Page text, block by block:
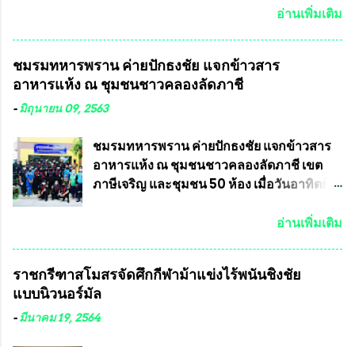
เลขาธิการคณะกรรมการการเลือกตั้ง เพื่อให้
การเลือกตั้งจะดำเนินการจัดให้มีการเลือกตั้ง
ใหม่อีกครั้ง ประธานมูลนิธิธรรมาภิบาลและ
ต่อต้านทุจริต กล่าวต่ออีกว่า “นครเชียงใหม่
ต้องส่งเสริมให้ผู้นำในระดับต่างๆมีหลักธร
รมาภิบาลในการบริหารราชการแผ่นดิน คณะ
กรรมการการเลือกตั้งถือเป็นองค์กรอิสระตาม
แข่งขันฟุตบอลสูงอายุชิงแชมป์ประเทศไทย ชิง
อดีตนักเตะทีมชาติอนุญาตให้ลงแข่งขันได้ ทีม
แชมป์ได้รับ 150,000 บาท พร้อมได้สิทธิ์ไป
ทัวร์ต่างประเทศอีกด้วย ที่ห้องประชุม โรงทาน
ลพบุรี ท่านเจ้าคุณ พระราชวิสุทธิ ประชานาถ
(หลวงพ่อ อลงกต ) ในฐานะประธานมูลนิธิ
ประชานาถ และ ประธานอำนวยการจัดการ
ถ้วยพระราชทาน สมเด็จพระเจ้าอยู่หัว มหา
อำนวยการจัดการแข่งขัน และ นายวีรยุทธ
สวัสดี ประธานคณะกรรมการจัดการแข่งขัน
และคณะทำงาน ได้ร่วมกันประชุมหารือ
อ่านเพิ่มเติม
ชมรมทหารพราน ค่ายปักธงชัย แจกข้าวสาร
อาหารแห้ง ณ​ ชุมชนชาวคลองลัดภาชี
-มิถุนายน 09, 2563
ชมรมทหารพราน ค่ายปักธงชัย แจกข้าวสาร
อาหารแห้ง ณ​ ชุมชนชาวคลองลัดภาชี เขต
ภาษีเจริญ และชุมชน 50 ห้อง เมื่อวันอาทิตย์ที่
ปักธงชัย กรุงเทพมหานครโดย พันเอกสมศักดิ์
กรุงเทพมหานคร ได้เป็นประธาน แจก
ข้าวสาร อาหารแห้ง ให้กับพี่น้องชุมชนชาว
คลองลัดภาชี เขตภาษีเจริญ และชุมชน 50
อ่านเพิ่มเติม
ราชกรีฑาสโมสรจัดศึกกีฬาม้าแข่งไร้พนันชิงชัย
แบบนิวนอร์มัล
-มีนาคม 19, 2564